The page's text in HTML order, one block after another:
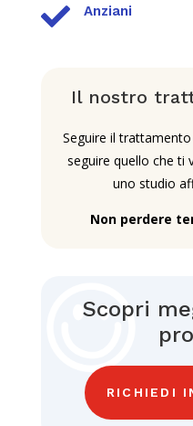
 Anziani
Il nostro
Seguire il
seguire quello che ti
uno studio
Non perdere
Scopri
RICHIEDI